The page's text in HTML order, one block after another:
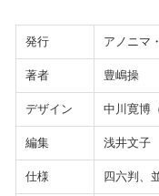
発行 アノニマ
著者 豊嶋操
デザイン 中川寛博
編集 浅井文子
仕様 四六判、